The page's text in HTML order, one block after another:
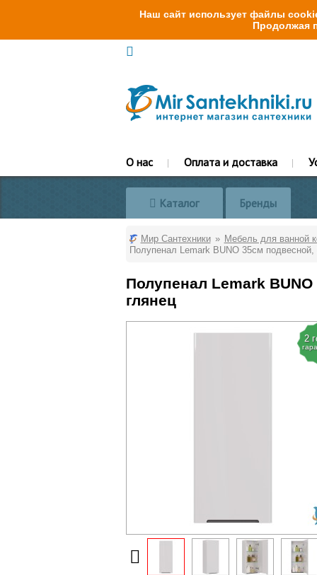
Наш сайт использует файлы
Продолжая
О нас Оплата и доставка
Каталог Бренды
Мир Сантехники Мебель для ванной
Полупенал Lemark BUNO 35см
Полупенал Lemark
глянец
2